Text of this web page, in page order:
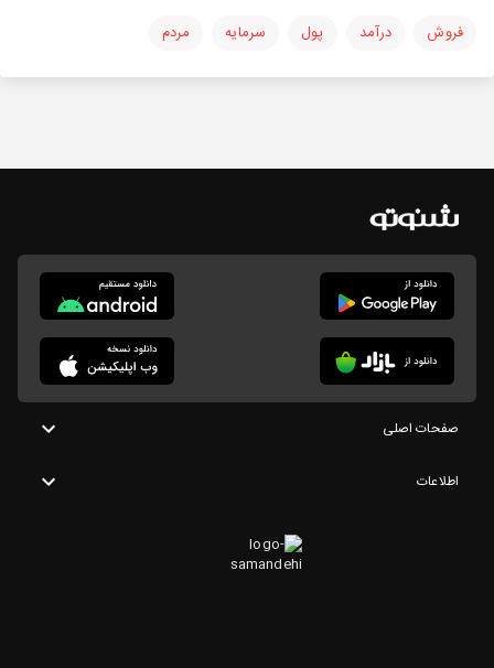
فروش درآمد پول سرمایه مردم
صفحات اصلی
اطلاعات